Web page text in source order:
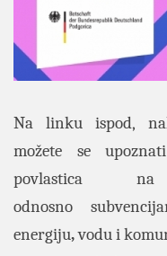
Na linku ispod,
možete se
povlastica
odnosno
energiju,vodu i